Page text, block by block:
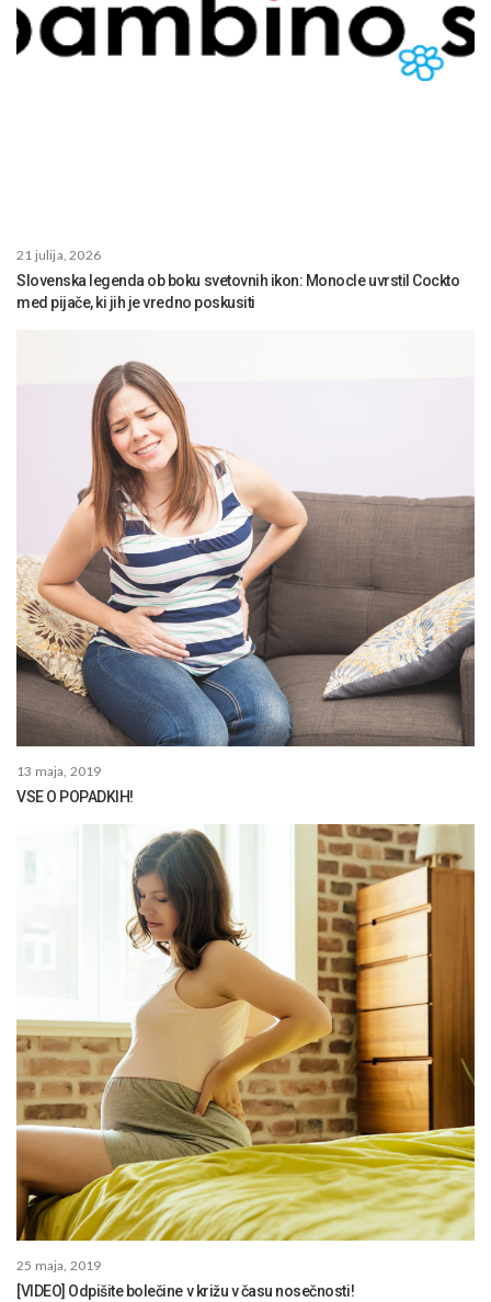
21 julija, 2026
Slovenska legenda ob boku svetovnih ikon: Monocle uvrstil Cockto
med pijače, ki jih je vredno poskusiti
13 maja, 2019
VSE O POPADKIH!
25 maja, 2019
[VIDEO] Odpišite bolečine v križu v času nosečnosti!